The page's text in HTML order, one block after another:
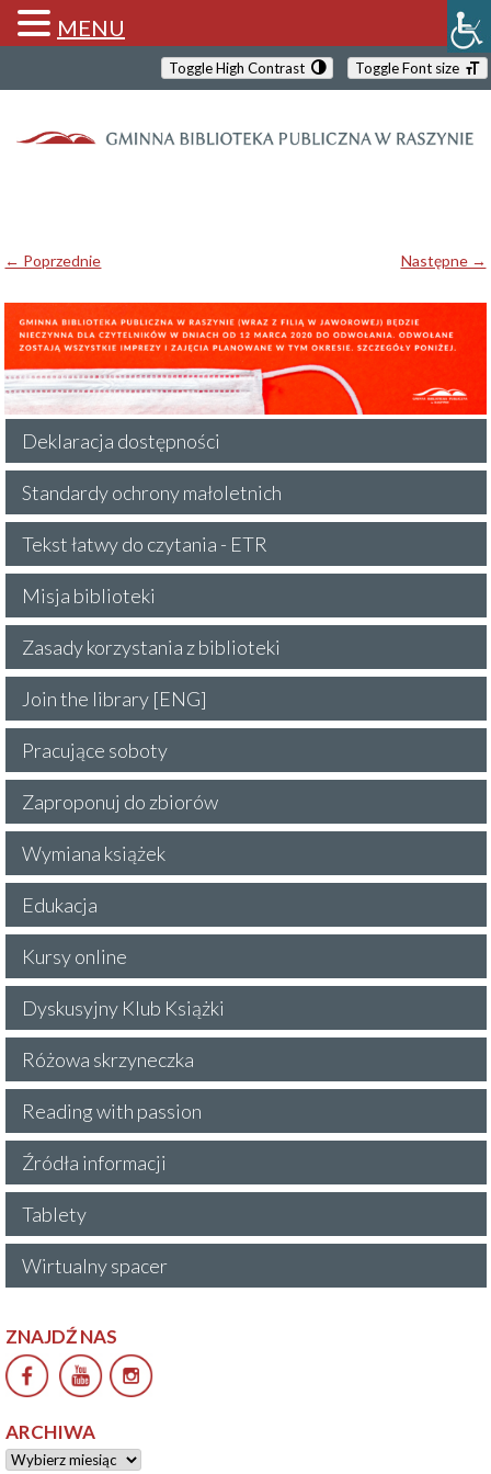
Toggle High Contrast Toggle Font size
← Poprzednie Następne →
Deklaracja dostępności
Standardy ochrony małoletnich
Tekst łatwy do czytania - ETR
Misja biblioteki
Zasady korzystania z biblioteki
Join the library [ENG]
Pracujące soboty
Zaproponuj do zbiorów
Wymiana książek
Edukacja
Kursy online
Dyskusyjny Klub Książki
Różowa skrzyneczka
Reading with passion
Źródła informacji
Tablety
Wirtualny spacer
ZNAJDŹ NAS
ARCHIWA
Archiwa
MENU